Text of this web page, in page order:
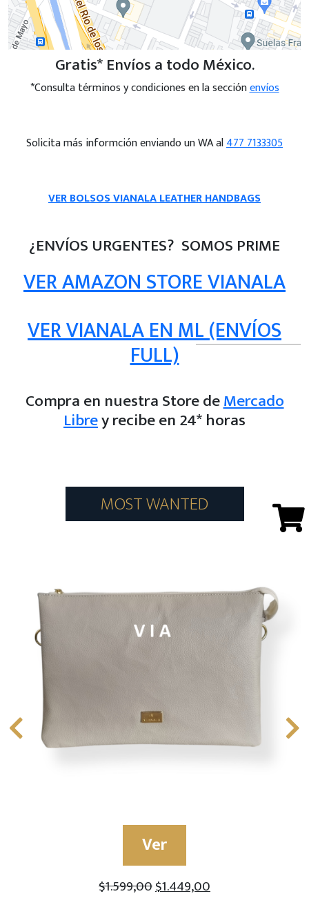
Gratis* Envíos a todo México.
*Consulta términos y condiciones en la secciónenvíos
Solicita más informción enviando un WA al477 7133305
VER BOLSOS VIANALA LEATHER HANDBAGS
¿ENVÍOS URGENTES? SOMOS PRIME
VER AMAZON STORE VIANALA
VER VIANALA EN ML (ENVÍOS
FULL)
Compra en nuestra Store deMercado
Librey recibe en 24* horas
MOST WANTED
Ver
$1.599,00$1.449,00